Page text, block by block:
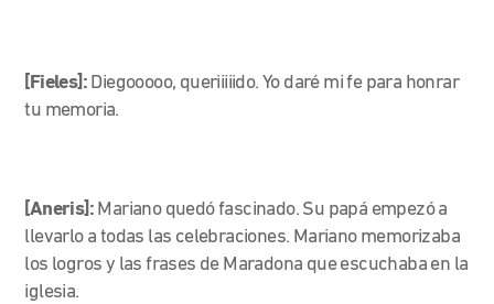
[Fieles]: Diegooooo, queriiiiido. Yo daré mi fe para honrar
tu memoria.
[Aneris]: Mariano quedó fascinado. Su papá empezó a
llevarlo a todas las celebraciones. Mariano memorizaba
los logros y las frases de Maradona que escuchaba en la
iglesia.